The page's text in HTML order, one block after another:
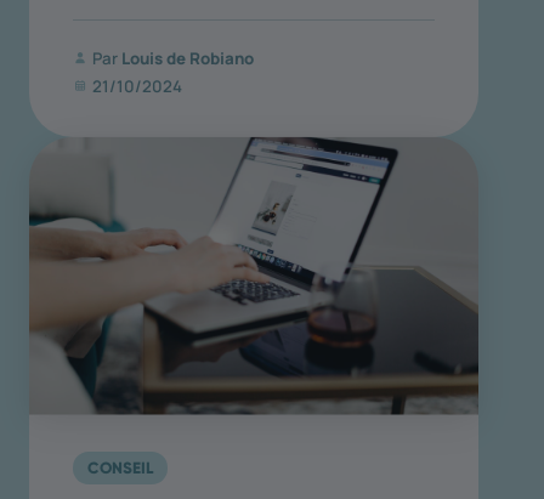
Par Louis de Robiano
21/10/2024
CONSEIL